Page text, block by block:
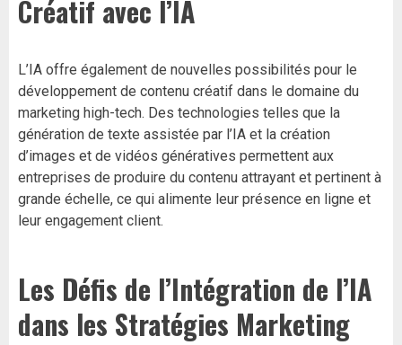
Créatif avec l’IA
L’IA offre également de nouvelles possibilités pour le
développement de contenu créatif dans le domaine du
marketing high-tech. Des technologies telles que la
génération de texte assistée par l’IA et la création
d’images et de vidéos génératives permettent aux
entreprises de produire du contenu attrayant et pertinent à
grande échelle, ce qui alimente leur présence en ligne et
leur engagement client.
Les Défis de l’Intégration de l’IA
dans les Stratégies Marketing